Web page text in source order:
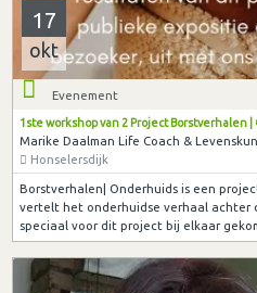
17
okt
Evenement
1ste workshop van 2 Project Borstverhalen
Marike Daalman Life Coach &
Honselersdijk
Borstverhalen| Onderhuids is een
vertelt het onderhuidse verhaal achter
speciaal voor dit project bij elkaar